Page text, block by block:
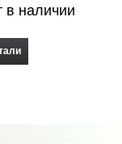
в наличии